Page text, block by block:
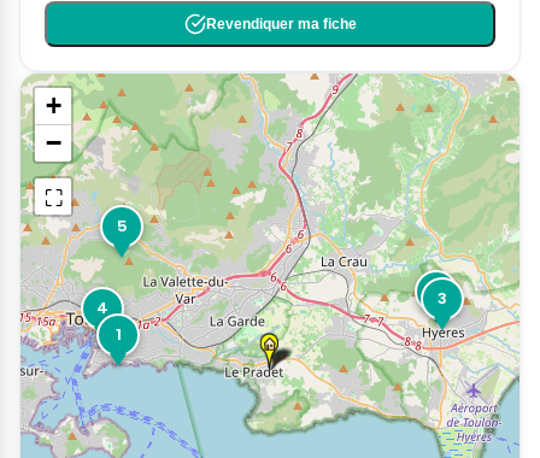
Revendiquer ma fiche
1
23
4
5
+
−
⛶